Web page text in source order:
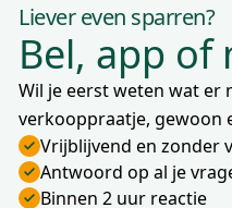
Liever even sparren?
Bel, app of
Wil je eerst weten wat er
verkooppraatje, gewoon
Vrijblijvend en zonder
Antwoord op al je
Binnen 2 uur reactie